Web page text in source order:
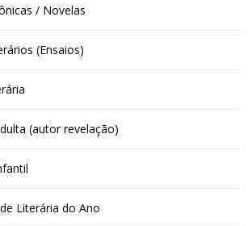
/ Novelas
(Ensaios)
(autor revelação)
Literária do Ano